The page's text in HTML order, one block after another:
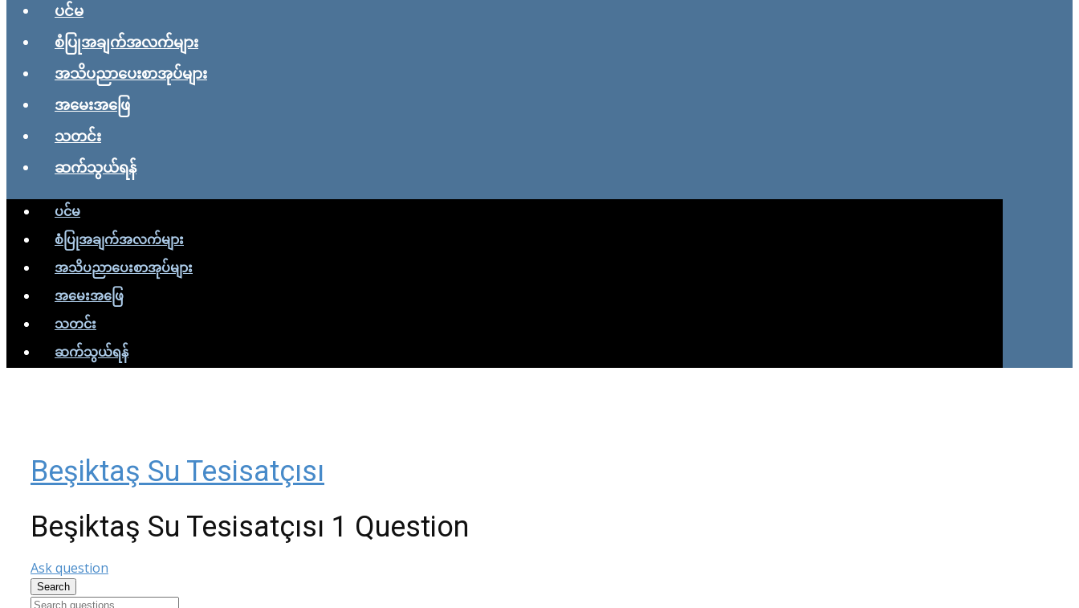
ပင်မ
စံပြုအချက်အလက်များ
အသိပညာပေးစာအုပ်များ
အမေးအဖြေ
သတင်း
ဆက်သွယ်ရန်
ပင်မ
စံပြုအချက်အလက်များ
အသိပညာပေးစာအုပ်များ
အမေးအဖြေ
သတင်း
ဆက်သွယ်ရန်
Beşiktaş Su Tesisatçısı
Beşiktaş Su Tesisatçısı 1 Question
Ask question
Search